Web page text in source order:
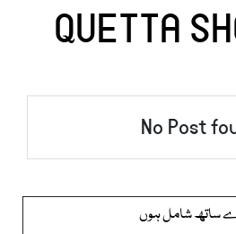
QUETTA
No Post
ساتھ شامل ہوں